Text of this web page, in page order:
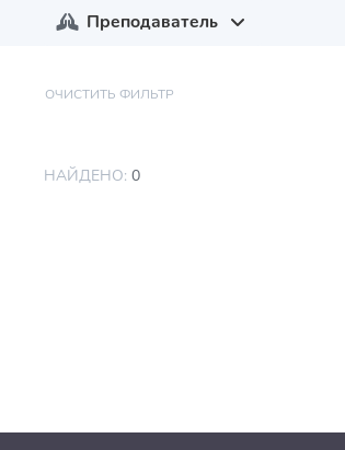
Преподаватель
ОЧИСТИТЬ ФИЛЬТР
НАЙДЕНО: 0